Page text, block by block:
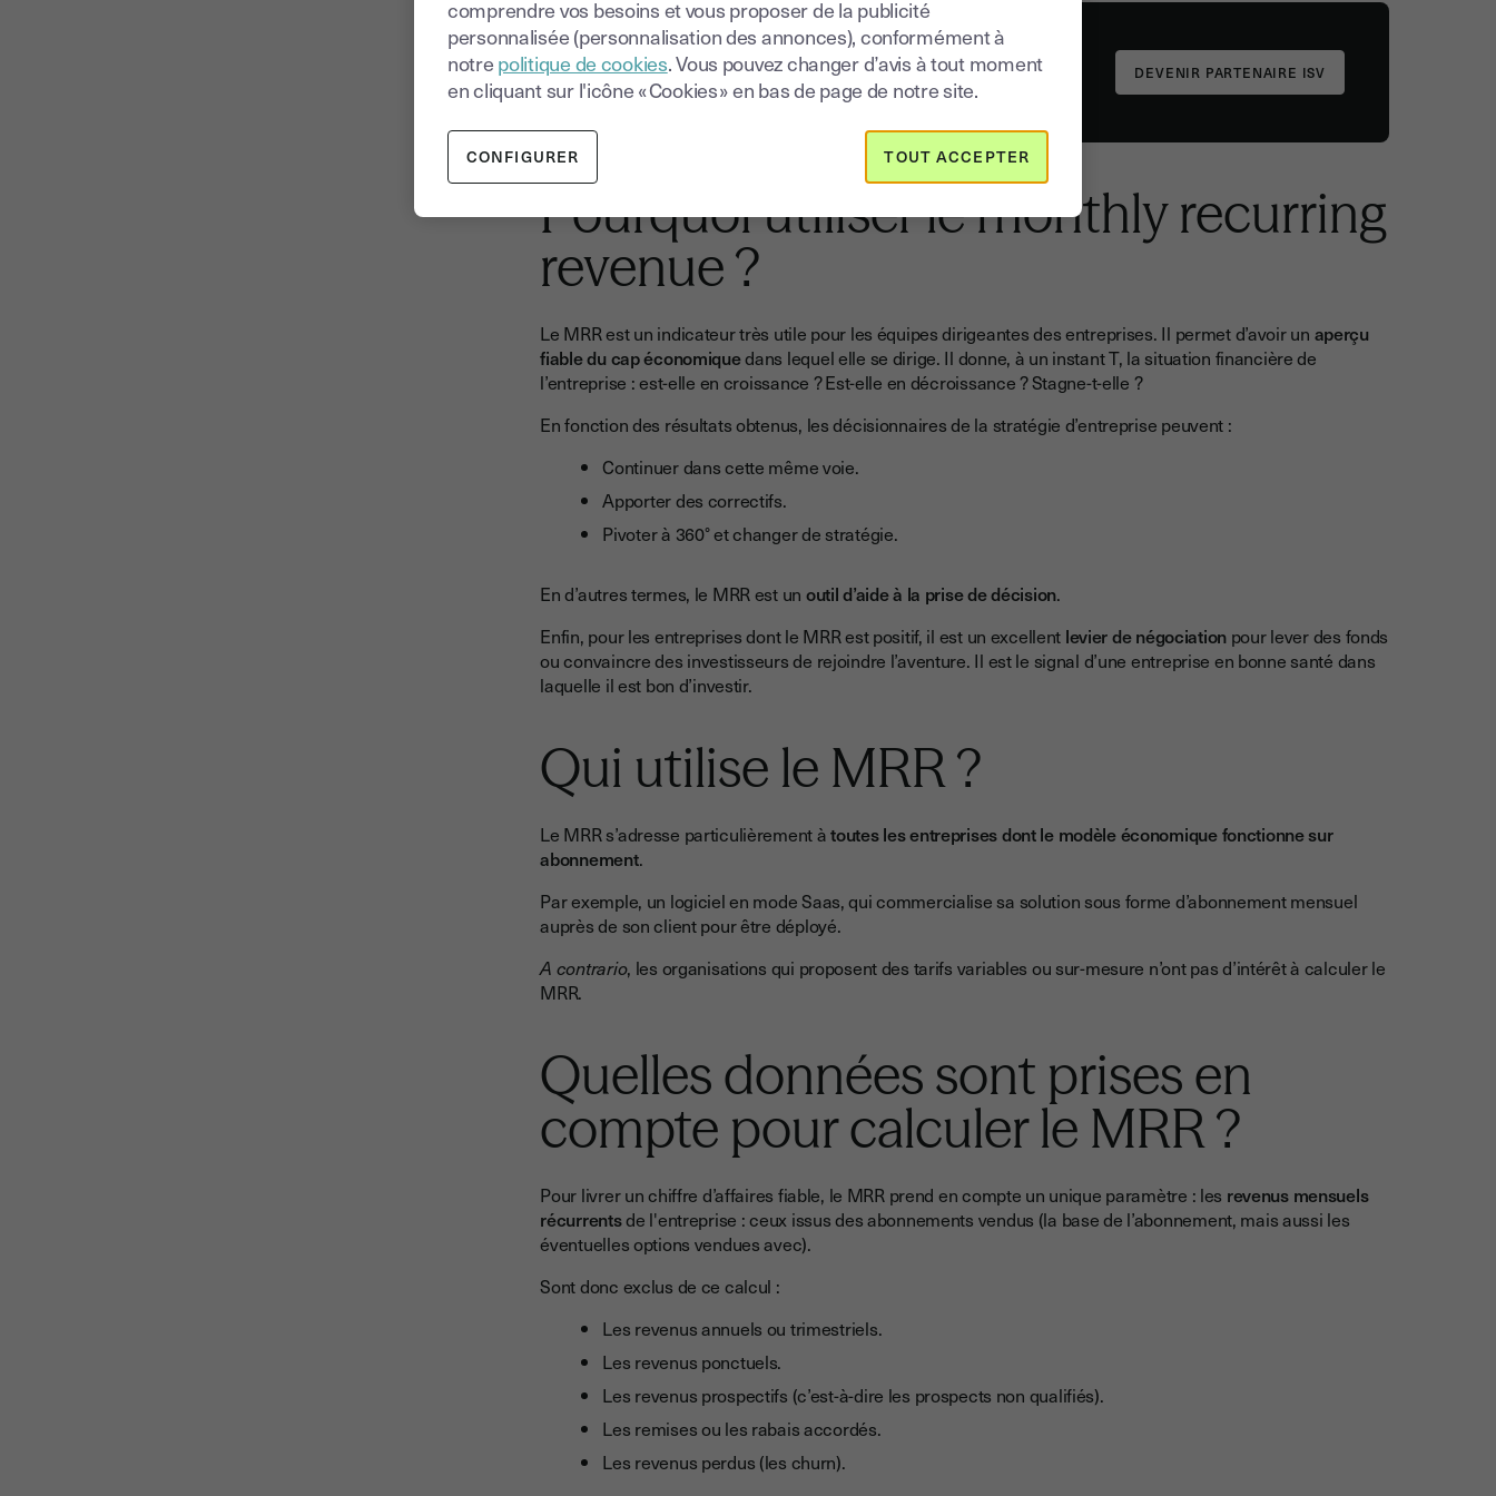
Augmentez votre MRR en
intégrant notre e-signature à votre
solution
DEVENIR PARTENAIRE ISV
Pourquoi utiliser le monthly recurring
revenue ?
Le MRR est un indicateur très utile pour les équipes dirigeantes des entreprises. Il permet d’avoir un aperçu
fiable du cap économiquedans lequel elle se dirige. Il donne, à un instant T, la situation financière de
l’entreprise : est-elle en croissance ? Est-elle en décroissance ? Stagne-t-elle ?
En fonction des résultats obtenus, les décisionnaires de la stratégie d’entreprise peuvent :
Continuer dans cette même voie.
Apporter des correctifs.
Pivoter à 360° et changer de stratégie.
En d’autres termes, le MRR est un outil d’aide à la prise de décision.
Enfin, pour les entreprises dont le MRR est positif, il est un excellent levier de négociation pour lever des fonds
ou convaincre des investisseurs de rejoindre l’aventure. Il est le signal d’une entreprise en bonne santé dans
laquelle il est bon d’investir.
Qui utilise le MRR ?
Le MRR s’adresse particulièrement àtoutes les entreprises dont le modèle économique fonctionne sur
abonnement.
Par exemple, un logiciel en mode Saas, qui commercialise sa solution sous forme d’abonnement mensuel
auprès de son client pour être déployé.
A contrario, les organisations qui proposent des tarifs variables ou sur-mesure n’ont pas d’intérêt à calculer le
MRR.
Quelles données sont prises en
compte pour calculer le MRR ?
Pour livrer un chiffre d’affaires fiable, le MRR prend en compte un unique paramètre : les revenus mensuels
récurrentsde l'entreprise : ceux issus des abonnements vendus (la base de l’abonnement, mais aussi les
éventuelles options vendues avec).
Sont donc exclus de ce calcul :
Les revenus annuels ou trimestriels.
Les revenus ponctuels.
Les revenus prospectifs (c’est-à-dire les prospects non qualifiés).
Les remises ou les rabais accordés.
Les revenus perdus (les churn).
comprendre vos besoins et vous proposer de la publicité
personnalisée (personnalisation des annonces), conformément à
notrepolitique de cookies. Vous pouvez changer d’avis à tout moment
en cliquant sur l'icône « Cookies » en bas de page de notre site.
CONFIGURER TOUT ACCEPTER